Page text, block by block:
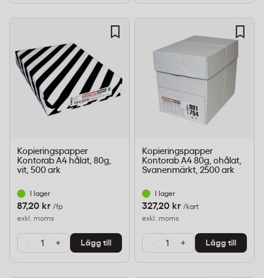
Kopieringspapper
Kontorab A4 hålat, 80g,
vit, 500 ark
I lager
87,20 kr /fp
exkl. moms
- + Lägg till
Kopieringspapper
Kontorab A4 80g, ohålat,
Svanenmärkt, 2500 ark
I lager
327,20 kr /kart
exkl. moms
- + Lägg till